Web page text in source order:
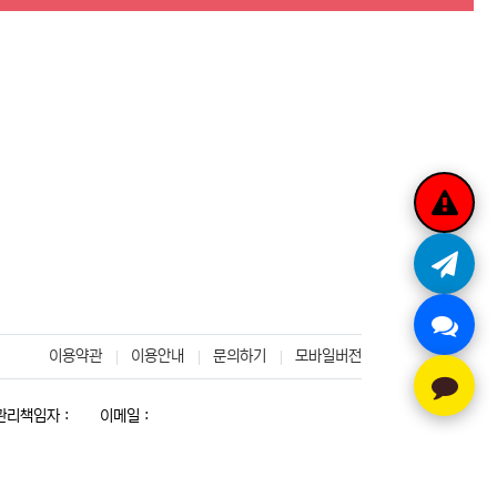
이용약관 이용안내 문의하기 모바일버전
리책임자 : 이메일 :